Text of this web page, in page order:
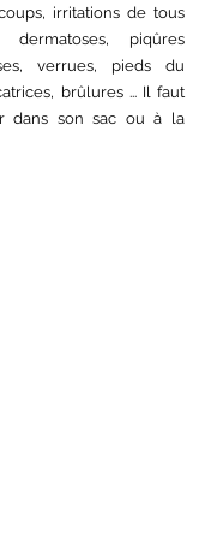
irritations de tous
piqûres
verrues, pieds du
brûlures ... Il faut
dans son sac ou à la